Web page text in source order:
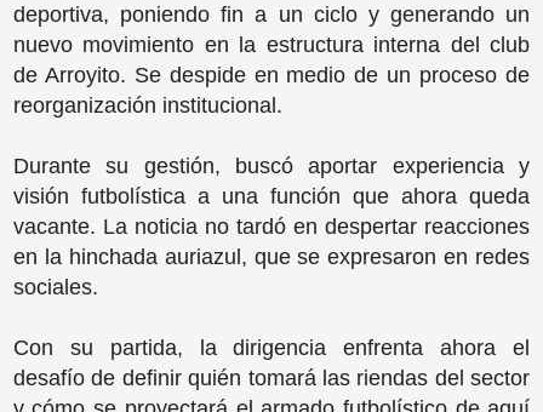
deportiva, poniendo fin a un ciclo y generando un
nuevo movimiento en la estructura interna del club
de Arroyito. Se despide en medio de un proceso de
reorganización institucional.
Durante su gestión, buscó aportar experiencia y
visión futbolística a una función que ahora queda
vacante. La noticia no tardó en despertar reacciones
en la hinchada auriazul, que se expresaron en redes
sociales.
Con su partida, la dirigencia enfrenta ahora el
desafío de definir quién tomará las riendas del sector